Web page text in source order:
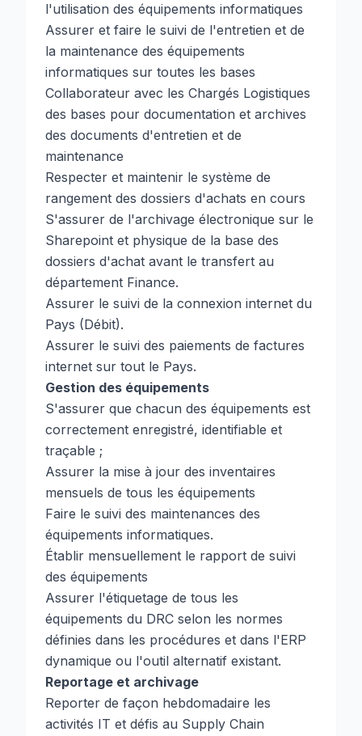
l'utilisation des équipements informatiques
Assurer et faire le suivi de l'entretien et de
la maintenance des équipements
informatiques sur toutes les bases
Collaborateur avec les Chargés Logistiques
des bases pour documentation et archives
des documents d'entretien et de
maintenance
Respecter et maintenir le système de
rangement des dossiers d'achats en cours
S'assurer de l'archivage électronique sur le
Sharepoint et physique de la base des
dossiers d'achat avant le transfert au
département Finance.
Assurer le suivi de la connexion internet du
Pays (Débit).
Assurer le suivi des paiements de factures
internet sur tout le Pays.
Gestion des équipements
S'assurer que chacun des équipements est
correctement enregistré, identifiable et
traçable ;
Assurer la mise à jour des inventaires
mensuels de tous les équipements
Faire le suivi des maintenances des
équipements informatiques.
Établir mensuellement le rapport de suivi
des équipements
Assurer l'étiquetage de tous les
équipements du DRC selon les normes
définies dans les procédures et dans l'ERP
dynamique ou l'outil alternatif existant.
Reportage et archivage
Reporter de façon hebdomadaire les
activités IT et défis au Supply Chain